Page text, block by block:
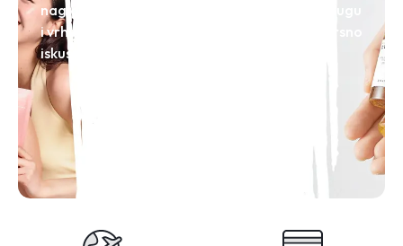
naglaskom na pouzdanost, profesionalnu uslugu
i vrhunski izbor, cilj nam je pružiti kupcima izvrsno
iskustvo kupovine.